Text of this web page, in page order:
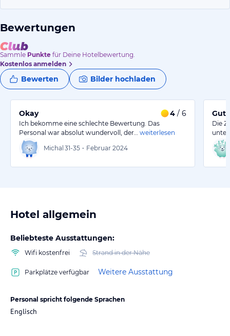
Bewertungen
Sammle Punkte für Deine Hotelbewertung.
Kostenlos anmelden
Bewerten Bilder hochladen
Okay 4 / 6
Ich bekomme eine schlechte Bewertung. Das
Personal war absolut wundervoll, der…
weiterlesen
Michal 31-35 • Februar 2024
Die
Hotel allgemein
Beliebteste Ausstattungen:
Wifi kostenfrei Strand in der Nähe
Parkplätze verfügbar Weitere Ausstattung
Personal spricht folgende Sprachen
Englisch